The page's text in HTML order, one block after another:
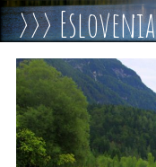
Eslovenia